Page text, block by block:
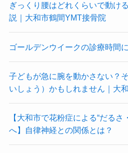
ぎっくり腰はどれくらいで動け
説｜大和市鶴間YMT接骨院
ゴールデンウイークの診療時間
子どもが急に腕を動かさない？
いしょう）かもしれません｜大
【大和市で花粉症による“だる
へ】自律神経との関係とは？